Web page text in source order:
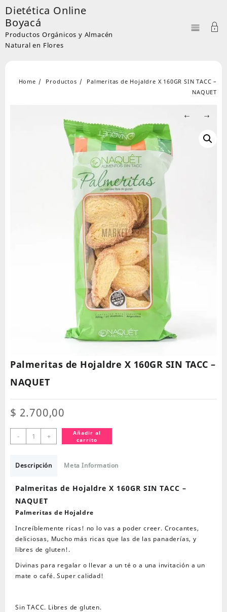
Skip
to
content
Dietética Online
Boyacá
Productos Orgánicos y Almacén
Natural en Flores
Home Productos
Palmeritas de Hojaldre X 160GR SIN TACC –
NAQUET
← →
Palmeritas de Hojaldre X 160GR SIN TACC –
NAQUET
$ 2.700,00
-
Palmeritas
de
X
SIN
TACC
cantidad
+
Añadir al
carrito
Descripción Meta Information
Palmeritas de Hojaldre X 160GR SIN TACC –
NAQUET
Palmeritas de Hojaldre
Increíblemente ricas! no lo vas a poder creer. Crocantes,
deliciosas, Mucho más ricas que las de las panaderías, y
libres de gluten!.
Divinas para regalar o llevar a un té o a una invitación a un
mate o café. Super calidad!
Sin TACC. Libres de gluten.